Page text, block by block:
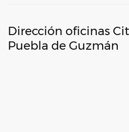
Dirección oficinas
Puebla de Guzmán